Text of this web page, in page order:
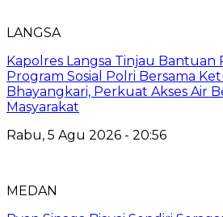
LANGSA
Kapolres Langsa Tinjau Bantuan
Program Sosial Polri Bersama
Bhayangkari, Perkuat Akses Air
Masyarakat
Rabu, 5 Agu 2026 - 20:56
MEDAN